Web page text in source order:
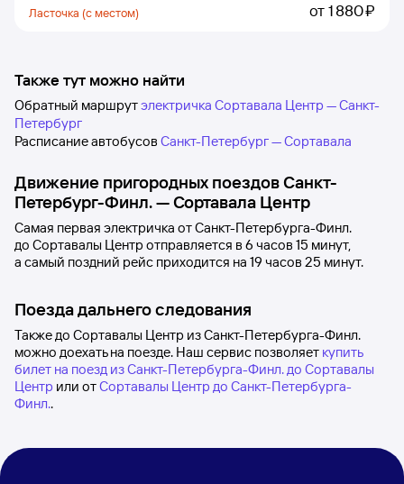
Ласточка (с местом)
от1 ⁠880 ⁠₽
Также тут можно найти
Обратный маршрутэлектричка Сортавала Центр — Санкт-
Петербург
Расписание автобусов Санкт-Петербург — Сортавала
Движение пригородных поездовСанкт-
Петербург-Финл.—Сортавала Центр
Самая первая электричка отСанкт-Петербурга-Финл.
до Сортавалы Центротправляется в 6 часов 15 минут,
а самый поздний рейс приходится на 19 часов 25 минут.
Поезда дальнего следования
Также до Сортавалы Центр из Санкт-Петербурга-Финл.
можно доехать на поезде. Наш сервис позволяет купить
билет на поезд из Санкт-Петербурга-Финл. до Сортавалы
Центр или отСортавалы Центр до Санкт-Петербурга-
Финл..